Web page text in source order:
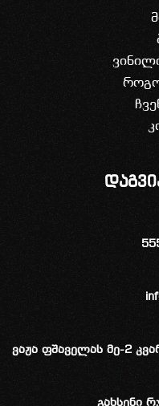
ვაჟა ფშაველას მე-2
გახსენი